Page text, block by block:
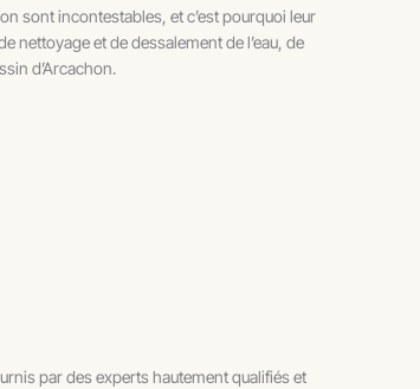
sont incontestables, et c’est pourquoi leur
nettoyage et de dessalement de l’eau, de
d’Arcachon.
par des experts hautement qualifiés et